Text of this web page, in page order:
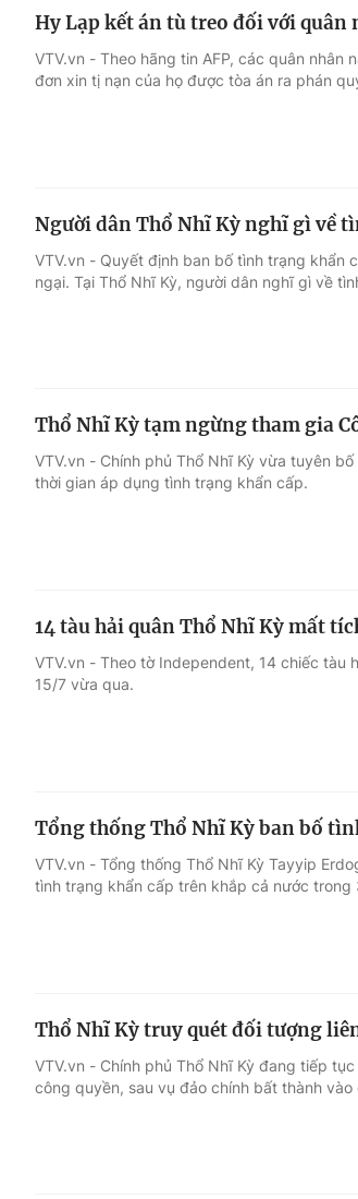
Hy Lạp kết án tù treo đối với
VTV.vn - Theo hãng tin AFP, các quân
đơn xin tị nạn của họ được tòa án ra phán
Người dân Thổ Nhĩ Kỳ nghĩ gì về
VTV.vn - Quyết định ban bố tình trạng khẩn
ngại. Tại Thổ Nhĩ Kỳ, người dân nghĩ gì về
Thổ Nhĩ Kỳ tạm ngừng tham gia
VTV.vn - Chính phủ Thổ Nhĩ Kỳ vừa tuyên
thời gian áp dụng tình trạng khẩn cấp.
14 tàu hải quân Thổ Nhĩ Kỳ mất
VTV.vn - Theo tờ Independent, 14 chiếc tàu
15/7 vừa qua.
Tổng thống Thổ Nhĩ Kỳ ban bố
VTV.vn - Tổng thống Thổ Nhĩ Kỳ Tayyip
tình trạng khẩn cấp trên khắp cả nước trong
Thổ Nhĩ Kỳ truy quét đối tượng
VTV.vn - Chính phủ Thổ Nhĩ Kỳ đang tiếp
công quyền, sau vụ đảo chính bất thành vào